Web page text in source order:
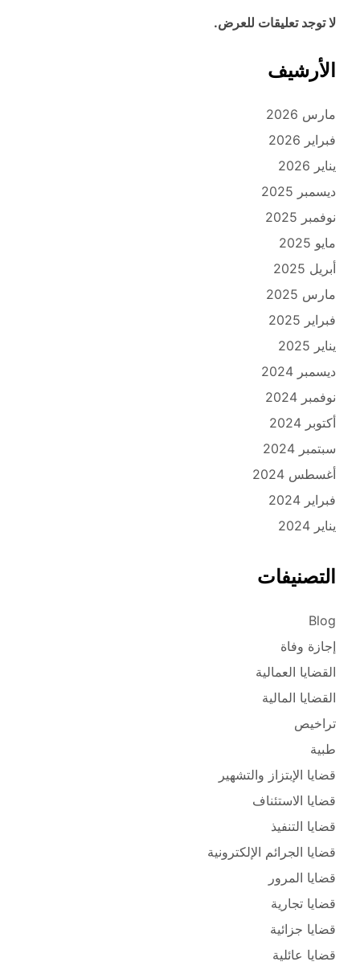
لا توجد تعليقات للعرض.
الأرشيف
مارس 2026
فبراير 2026
يناير 2026
ديسمبر 2025
نوفمبر 2025
مايو 2025
أبريل 2025
مارس 2025
فبراير 2025
يناير 2025
ديسمبر 2024
نوفمبر 2024
أكتوبر 2024
سبتمبر 2024
أغسطس 2024
فبراير 2024
يناير 2024
التصنيفات
Blog
إجازة وفاة
القضايا العمالية
القضايا المالية
تراخيص
طبية
قضايا الإبتزاز والتشهير
قضايا الاستئناف
قضايا التنفيذ
قضايا الجرائم الإلكترونية
قضايا المرور
قضايا تجارية
قضايا جزائية
قضايا عائلية